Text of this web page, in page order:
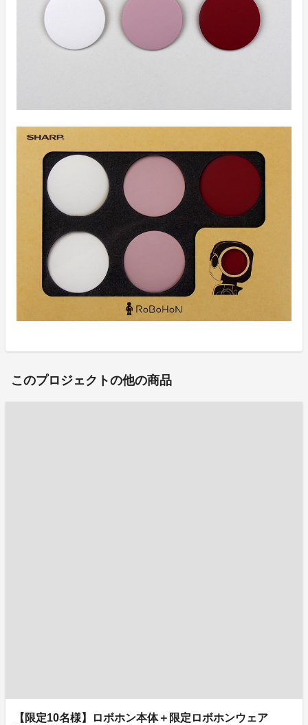
このプロジェクトの他の商品
【限定10名様】ロボホン本体＋限定ロボホンウェア